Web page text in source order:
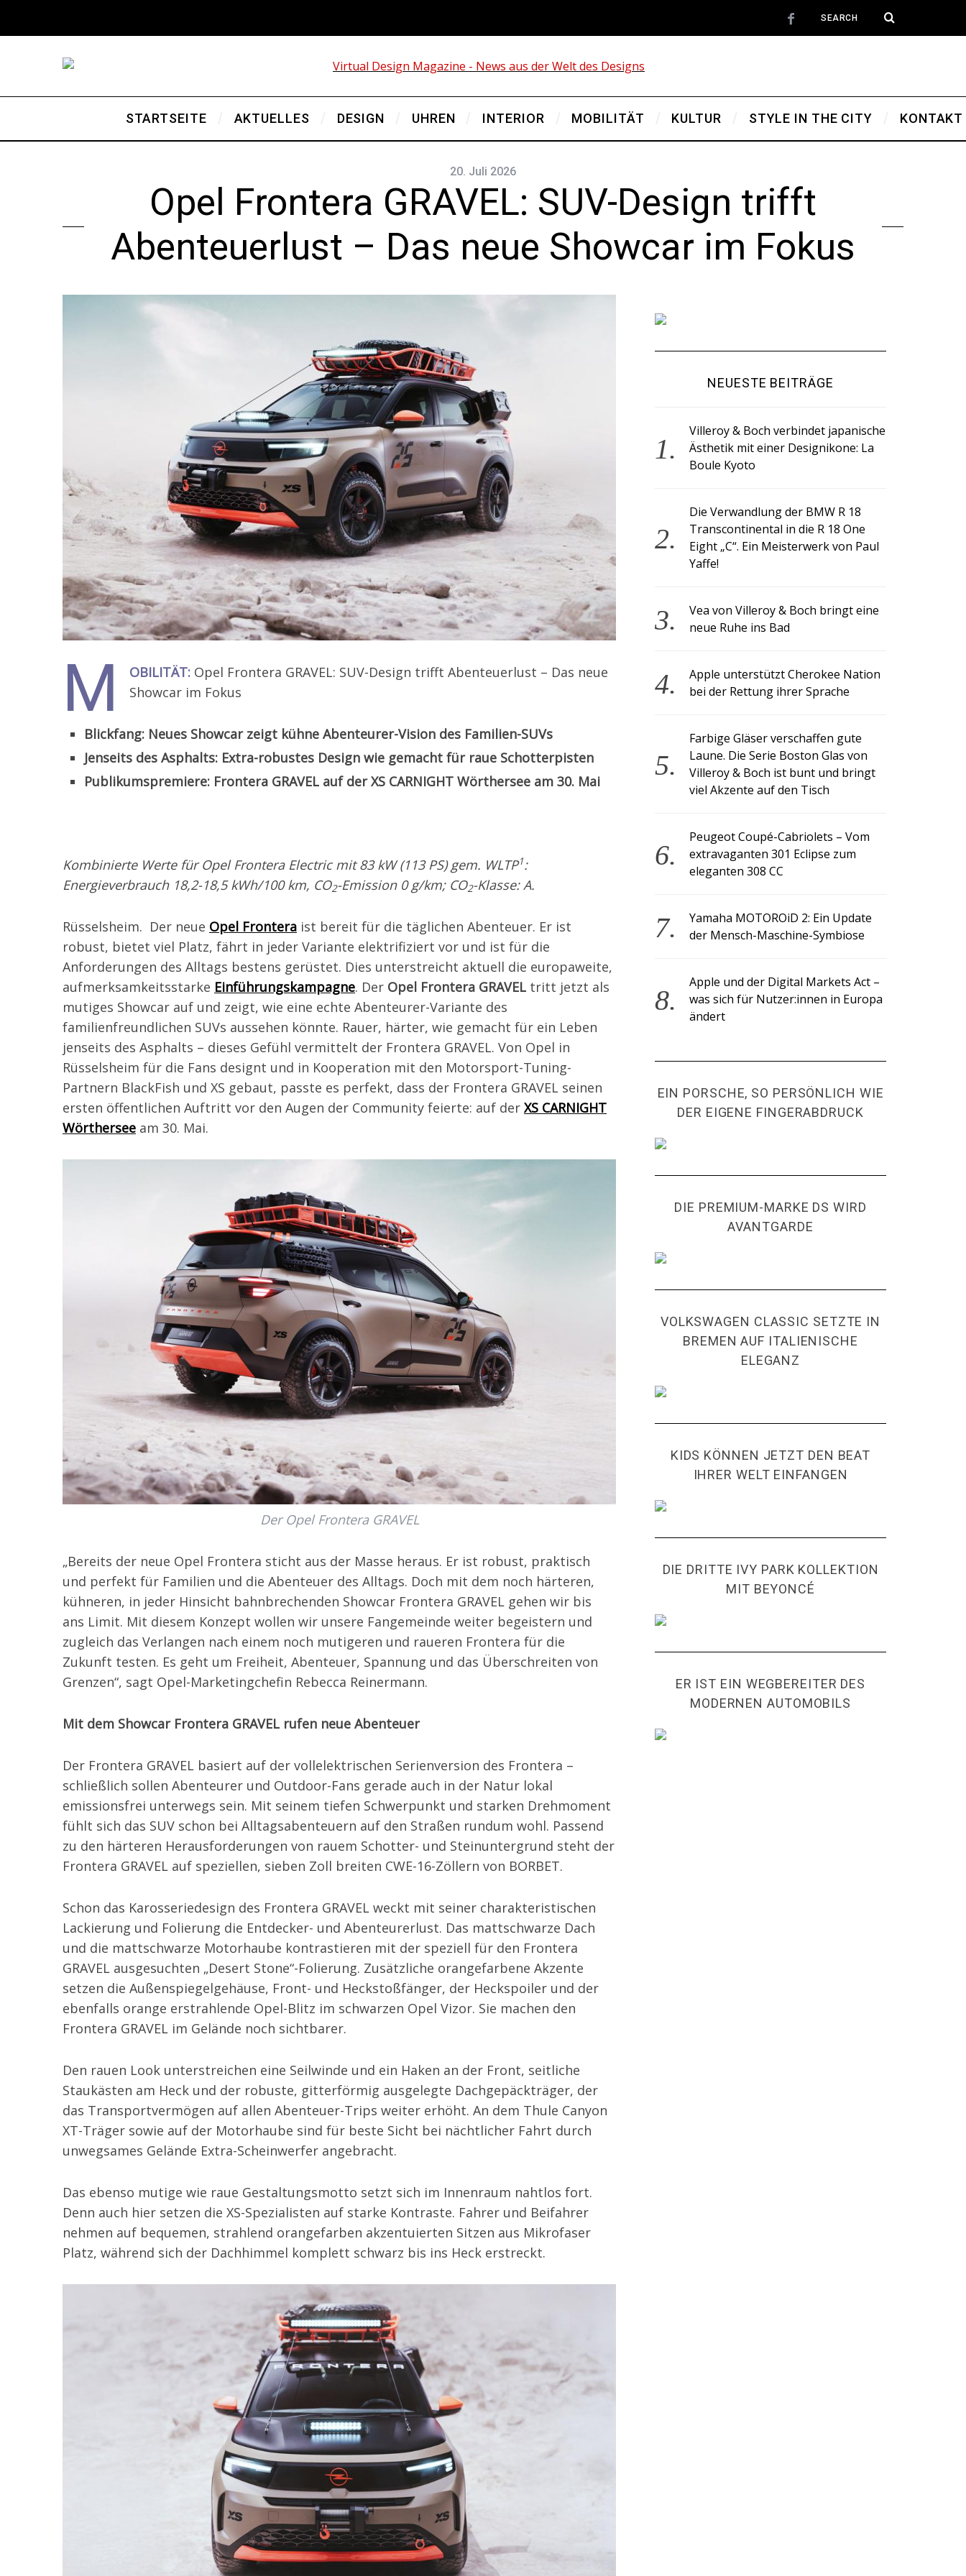
STARTSEITE AKTUELLES DESIGN UHREN INTERIOR MOBILITÄT KULTUR STYLE IN THE CITY KONTAKT
20. Juli 2026
Opel Frontera GRAVEL: SUV-Design trifft
Abenteuerlust – Das neue Showcar im Fokus
M OBILITÄT: Opel Frontera GRAVEL: SUV-Design trifft Abenteuerlust – Das neue
Showcar im Fokus
Blickfang: Neues Showcar zeigt kühne Abenteurer-Vision des Familien-SUVs
Jenseits des Asphalts: Extra-robustes Design wie gemacht für raue Schotterpisten
Publikumspremiere: Frontera GRAVEL auf der XS CARNIGHT Wörthersee am 30. Mai
Kombinierte Werte für Opel Frontera Electric mit 83 kW (113 PS) gem. WLTP1:
Energieverbrauch 18,2-18,5 kWh/100 km, CO2-Emission 0 g/km; CO2-Klasse: A.
Rüsselsheim. Der neue Opel Frontera ist bereit für die täglichen Abenteuer. Er ist
robust, bietet viel Platz, fährt in jeder Variante elektrifiziert vor und ist für die
Anforderungen des Alltags bestens gerüstet. Dies unterstreicht aktuell die europaweite,
aufmerksamkeitsstarke Einführungskampagne. Der Opel Frontera GRAVEL tritt jetzt als
mutiges Showcar auf und zeigt, wie eine echte Abenteurer-Variante des
familienfreundlichen SUVs aussehen könnte. Rauer, härter, wie gemacht für ein Leben
jenseits des Asphalts – dieses Gefühl vermittelt der Frontera GRAVEL. Von Opel in
Rüsselsheim für die Fans designt und in Kooperation mit den Motorsport-Tuning-
Partnern BlackFish und XS gebaut, passte es perfekt, dass der Frontera GRAVEL seinen
ersten öffentlichen Auftritt vor den Augen der Community feierte: auf der XS CARNIGHT
Wörthersee am 30. Mai.
Der Opel Frontera GRAVEL
„Bereits der neue Opel Frontera sticht aus der Masse heraus. Er ist robust, praktisch
und perfekt für Familien und die Abenteuer des Alltags. Doch mit dem noch härteren,
kühneren, in jeder Hinsicht bahnbrechenden Showcar Frontera GRAVEL gehen wir bis
ans Limit. Mit diesem Konzept wollen wir unsere Fangemeinde weiter begeistern und
zugleich das Verlangen nach einem noch mutigeren und raueren Frontera für die
Zukunft testen. Es geht um Freiheit, Abenteuer, Spannung und das Überschreiten von
Grenzen“, sagt Opel-Marketingchefin Rebecca Reinermann.
Mit dem Showcar Frontera GRAVEL rufen neue Abenteuer
Der Frontera GRAVEL basiert auf der vollelektrischen Serienversion des Frontera –
schließlich sollen Abenteurer und Outdoor-Fans gerade auch in der Natur lokal
emissionsfrei unterwegs sein. Mit seinem tiefen Schwerpunkt und starken Drehmoment
fühlt sich das SUV schon bei Alltagsabenteuern auf den Straßen rundum wohl. Passend
zu den härteren Herausforderungen von rauem Schotter- und Steinuntergrund steht der
Frontera GRAVEL auf speziellen, sieben Zoll breiten CWE-16-Zöllern von BORBET.
Schon das Karosseriedesign des Frontera GRAVEL weckt mit seiner charakteristischen
Lackierung und Folierung die Entdecker- und Abenteurerlust. Das mattschwarze Dach
und die mattschwarze Motorhaube kontrastieren mit der speziell für den Frontera
GRAVEL ausgesuchten „Desert Stone“-Folierung. Zusätzliche orangefarbene Akzente
setzen die Außenspiegelgehäuse, Front- und Heckstoßfänger, der Heckspoiler und der
ebenfalls orange erstrahlende Opel-Blitz im schwarzen Opel Vizor. Sie machen den
Frontera GRAVEL im Gelände noch sichtbarer.
Den rauen Look unterstreichen eine Seilwinde und ein Haken an der Front, seitliche
Staukästen am Heck und der robuste, gitterförmig ausgelegte Dachgepäckträger, der
das Transportvermögen auf allen Abenteuer-Trips weiter erhöht. An dem Thule Canyon
XT-Träger sowie auf der Motorhaube sind für beste Sicht bei nächtlicher Fahrt durch
unwegsames Gelände Extra-Scheinwerfer angebracht.
Das ebenso mutige wie raue Gestaltungsmotto setzt sich im Innenraum nahtlos fort.
Denn auch hier setzen die XS-Spezialisten auf starke Kontraste. Fahrer und Beifahrer
nehmen auf bequemen, strahlend orangefarben akzentuierten Sitzen aus Mikrofaser
Platz, während sich der Dachhimmel komplett schwarz bis ins Heck erstreckt.
NEUESTE BEITRÄGE
Villeroy & Boch verbindet japanische
Ästhetik mit einer Designikone: La
Boule Kyoto
Die Verwandlung der BMW R 18
Transcontinental in die R 18 One
Eight „C“. Ein Meisterwerk von Paul
Yaffe!
Vea von Villeroy & Boch bringt eine
neue Ruhe ins Bad
Apple unterstützt Cherokee Nation
bei der Rettung ihrer Sprache
Farbige Gläser verschaffen gute
Laune. Die Serie Boston Glas von
Villeroy & Boch ist bunt und bringt
viel Akzente auf den Tisch
Peugeot Coupé-Cabriolets – Vom
extravaganten 301 Eclipse zum
eleganten 308 CC
Yamaha MOTOROiD 2: Ein Update
der Mensch-Maschine-Symbiose
Apple und der Digital Markets Act –
was sich für Nutzer:innen in Europa
ändert
EIN PORSCHE, SO PERSÖNLICH WIE
DER EIGENE FINGERABDRUCK
DIE PREMIUM-MARKE DS WIRD
AVANTGARDE
VOLKSWAGEN CLASSIC SETZTE IN
BREMEN AUF ITALIENISCHE
ELEGANZ
KIDS KÖNNEN JETZT DEN BEAT
IHRER WELT EINFANGEN
DIE DRITTE IVY PARK KOLLEKTION
MIT BEYONCÉ
ER IST EIN WEGBEREITER DES
MODERNEN AUTOMOBILS